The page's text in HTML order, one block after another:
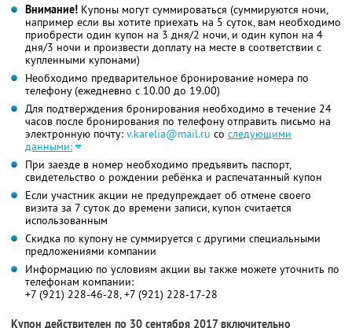
Внимание! Купоны могут суммироваться (суммируются ночи,
например если вы хотите приехать на 5 суток, вам необходимо
приобрести один купон на 3 дня/2 ночи, и один купон на 4
дня/3 ночи и произвести доплату на месте в соответствии с
купленными купонами)
Необходимо предварительное бронирование номера по
телефону (ежедневно с 10.00 до 19.00)
Для подтверждения бронирования необходимо в течение 24
часов после бронирования по телефону отправить письмо на
электронную почту: v.karelia@mail.ru со следующими
данными:
При заезде в номер необходимо предъявить паспорт,
свидетельство о рождении ребёнка и распечатанный купон
Если участник акции не предупреждает об отмене своего
визита за 7 суток до времени записи, купон считается
использованным
Скидка по купону не суммируется с другими специальными
предложениями компании
Информацию по условиям акции вы также можете уточнить по
телефонам компании:
+7 (921) 228-46-28, +7 (921) 228-17-28
Купон действителен по 30 сентября 2017 включительно